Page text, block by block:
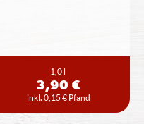
1,0 l
3,90 €
inkl. 0,15 € Pfand